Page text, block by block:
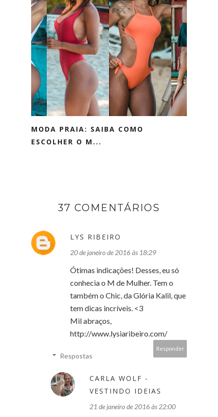
MODA PRAIA: SAIBA COMO
ESCOLHER O M...
37 COMENTÁRIOS
LYS RIBEIRO
20 de janeiro de 2016 às 18:29
Ótimas indicações! Desses, eu só
conhecia o M de Mulher. Tem o
também o Chic, da Glória Kalil, que
tem dicas incríveis. <3
Mil abraços,
http://www.lysiaribeiro.com/
Responder
Respostas
CARLA WOLF -
VESTINDO IDEIAS
21 de janeiro de 2016 às 22:00